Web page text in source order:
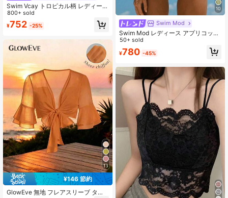
Swim Vcay トロピカル柄 レディース
ビキニ 2点セット、カジュアル ホリ
デー
800+ sold
¥752 -25%
13
¥146 節約
GlowEve 無地 フレアスリーブ タイ
10
Swim Mod
Swim Mod レディース アプリコット
織り生地 ビーズ装飾キャミソール&
ビキニセット、夏のビーチや旅行に
適しています
50+ sold
¥780 -45%